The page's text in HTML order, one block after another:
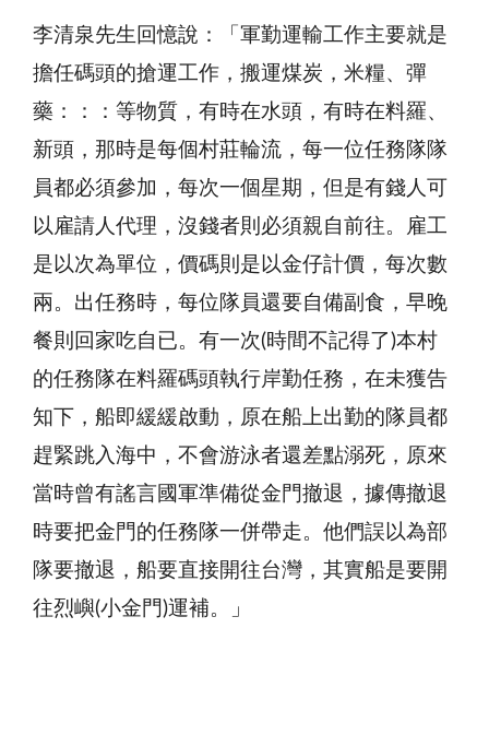
李清泉先生回憶說：「軍勤運輸工作主要就是
擔任碼頭的搶運工作，搬運煤炭，米糧、彈
藥：：：等物質，有時在水頭，有時在料羅、
新頭，那時是每個村莊輪流，每一位任務隊隊
員都必須參加，每次一個星期，但是有錢人可
以雇請人代理，沒錢者則必須親自前往。雇工
是以次為單位，價碼則是以金仔計價，每次數
兩。出任務時，每位隊員還要自備副食，早晚
餐則回家吃自已。有一次(時間不記得了)本村
的任務隊在料羅碼頭執行岸勤任務，在未獲告
知下，船即緩緩啟動，原在船上出勤的隊員都
趕緊跳入海中，不會游泳者還差點溺死，原來
當時曾有謠言國軍準備從金門撤退，據傳撤退
時要把金門的任務隊一併帶走。他們誤以為部
隊要撤退，船要直接開往台灣，其實船是要開
往烈嶼(小金門)運補。」